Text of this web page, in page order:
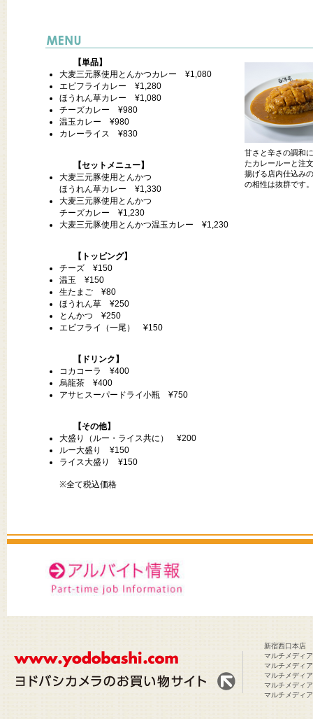
【単品】
大麦三元豚使用とんかつカレー ¥1,080
エビフライカレー ¥1,280
ほうれん草カレー ¥1,080
チーズカレー ¥980
温玉カレー ¥980
カレーライス ¥830
【セットメニュー】
大麦三元豚使用とんかつ
ほうれん草カレー ¥1,330
大麦三元豚使用とんかつ
チーズカレー ¥1,230
大麦三元豚使用とんかつ温玉カレー ¥1,230
【トッピング】
チーズ ¥150
温玉 ¥150
生たまご ¥80
ほうれん草 ¥250
とんかつ ¥250
エビフライ（一尾） ¥150
【ドリンク】
コカコーラ ¥400
烏龍茶 ¥400
アサヒスーパードライ小瓶 ¥750
【その他】
大盛り（ルー・ライス共に） ¥200
ルー大盛り ¥150
ライス大盛り ¥150
※全て税込価格
甘さと辛さの調和
たカレールーと注
揚げる店内仕込み
の相性は抜群です。
新宿西口本店
マルチメディ
マルチメディ
マルチメディ
マルチメディ
マルチメディ